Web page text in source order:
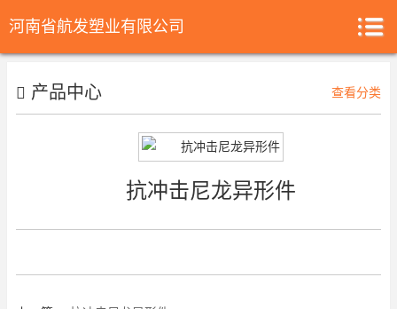
河南省航发塑业有限公司
产品中心 查看分类
抗冲击尼龙异形件